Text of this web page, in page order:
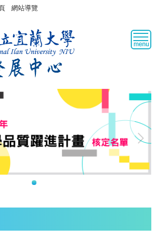
網站導覽